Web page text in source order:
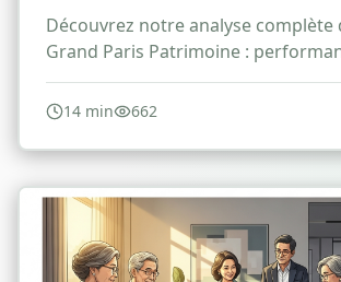
Découvrez notre analyse complète
Grand Paris Patrimoine :
avantages, risques et avis pour
14 min 662